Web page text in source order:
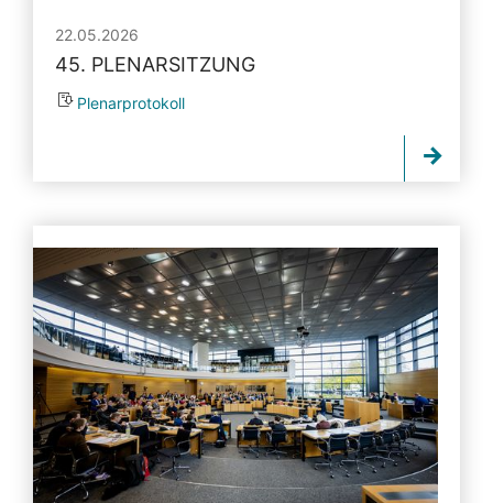
22.05.2026
45. PLENARSITZUNG
Plenarprotokoll